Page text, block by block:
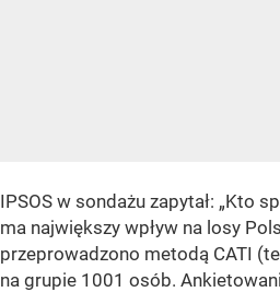
IPSOS w sondażu zapytał: „Kto
ma największy wpływ na losy
przeprowadzono metodą CATI
na grupie 1001 osób.